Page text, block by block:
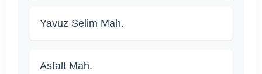
Yavuz Selim Mah.
Asfalt Mah.